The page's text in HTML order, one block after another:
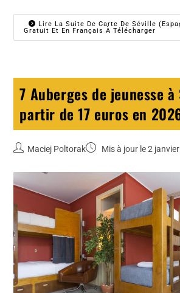
Lire La Suite De Carte De Séville
Gratuit Et En Français À Télécharger
7 Auberges de jeunesse
partir de 17 euros en
Maciej Poltorak Mis à jour le 2